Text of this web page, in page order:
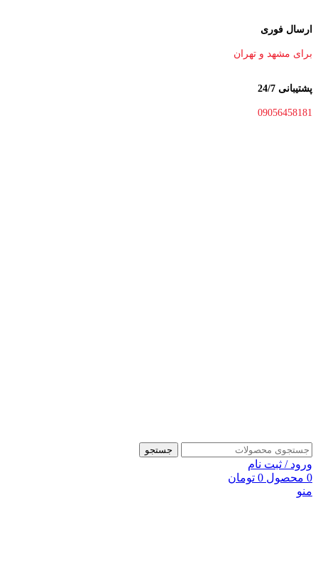
ارسال فوری
برای مشهد و تهران
پشتیبانی 24/7
09056458181
جستجو
ورود / ثبت نام
0 محصول 0 تومان
منو